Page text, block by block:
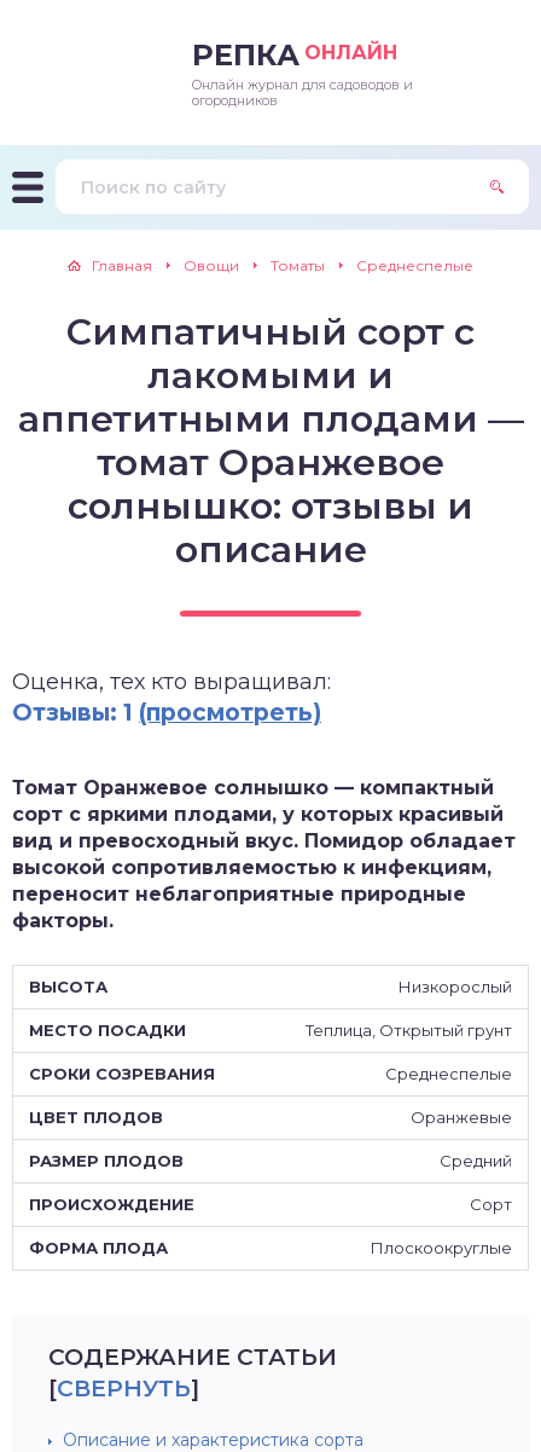
РЕПКА ОНЛАЙН
Онлайн журнал для садоводов и
огородников
Главная Овощи Томаты Среднеспелые
Симпатичный сорт с
лакомыми и
аппетитными плодами —
томат Оранжевое
солнышко: отзывы и
описание
Оценка, тех кто выращивал:
Отзывы: 1 (просмотреть)
Томат Оранжевое солнышко — компактный
сорт с яркими плодами, у которых красивый
вид и превосходный вкус. Помидор обладает
высокой сопротивляемостью к инфекциям,
переносит неблагоприятные природные
факторы.
Низкорослый
Теплица, Открытый грунт
Среднеспелые
Оранжевые
Средний
Сорт
Плоскоокруглые
СОДЕРЖАНИЕ СТАТЬИ
[СВЕРНУТЬ]
Описание и характеристика сорта
и подкормки